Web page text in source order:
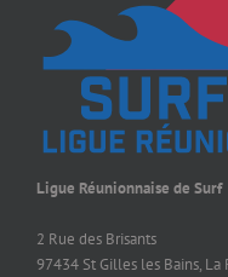
Ligue Réunionnaise de Surf
2 Rue des Brisants
97434 St Gilles les Bains, La